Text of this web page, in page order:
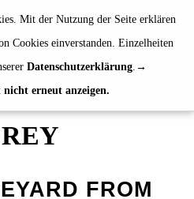
Mit der Nutzung der Seite erklären
Cookies einverstanden. Einzelheiten
Datenschutzerklärung.
nicht erneut anzeigen.
de | en
FROM